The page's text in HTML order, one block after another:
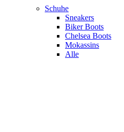
Schuhe
Sneakers
Biker Boots
Chelsea Boots
Mokassins
Alle